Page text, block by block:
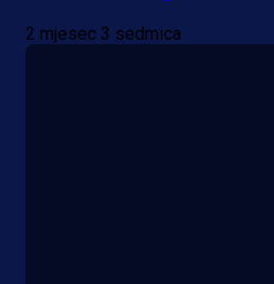
2 mjesec 3 sedmica